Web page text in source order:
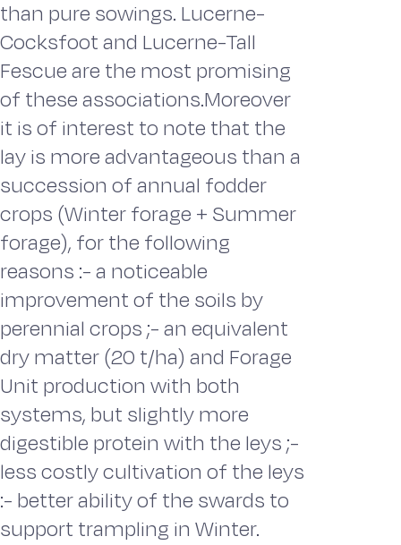
than pure sowings. Lucerne-
Cocksfoot and Lucerne-Tall
Fescue are the most promising
of these associations.Moreover
it is of interest to note that the
lay is more advantageous than a
succession of annual fodder
crops (Winter forage + Summer
forage), for the following
reasons :- a noticeable
improvement of the soils by
perennial crops ;- an equivalent
dry matter (20 t/ha) and Forage
Unit production with both
systems, but slightly more
digestible protein with the leys ;-
less costly cultivation of the leys
:- better ability of the swards to
support trampling in Winter.